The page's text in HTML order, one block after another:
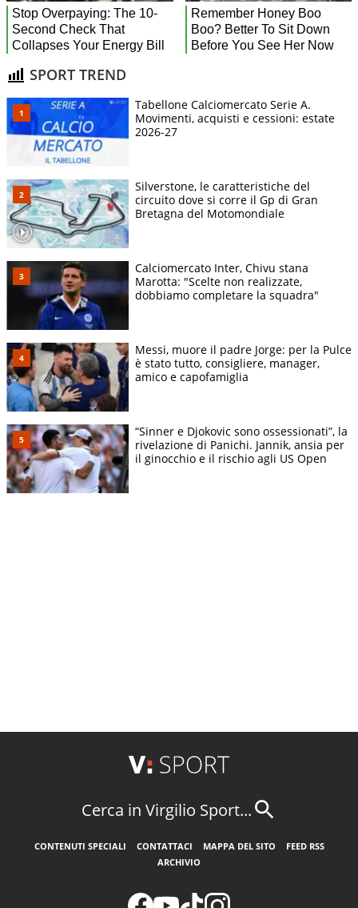
SPORT TREND
Tabellone Calciomercato Serie A.
Movimenti, acquisti e cessioni: estate
2026-27
Silverstone, le caratteristiche del
circuito dove si corre il Gp di Gran
Bretagna del Motomondiale
Calciomercato Inter, Chivu stana
Marotta: "Scelte non realizzate,
dobbiamo completare la squadra"
Messi, muore il padre Jorge: per la Pulce
è stato tutto, consigliere, manager,
amico e capofamiglia
“Sinner e Djokovic sono ossessionati”, la
rivelazione di Panichi. Jannik, ansia per
il ginocchio e il rischio agli US Open
Cerca in Virgilio Sport...
CONTENUTI SPECIALI CONTATTACI MAPPA DEL SITO
FEED RSS
ARCHIVIO